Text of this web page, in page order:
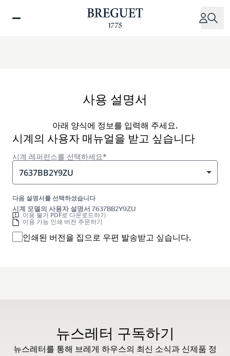
사용 설명서
아래 양식에 정보를 입력해 주세요.
시계의 사용자 매뉴얼을 받고 싶습니다
시계 레퍼런스를 선택하세요*
7637BB2Y9ZU
다음 설명서를 선택하셨습니다
시계 모델의 사용자 설명서 7637BB2Y9ZU
이용 불가 PDF로 다운로드하기
이용 가능 인쇄 버전 주문하기
인쇄된 버전을 집으로 우편 발송받고 싶습니다.
뉴스레터 구독하기
뉴스레터를 통해 브레게 하우스의 최신 소식과 신제품 정